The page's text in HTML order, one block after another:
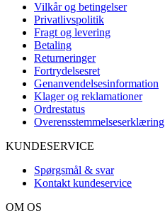
Vilkår og betingelser
Privatlivspolitik
Fragt og levering
Betaling
Returneringer
Fortrydelsesret
Genanvendelsesinformation
Klager og reklamationer
Ordrestatus
Overensstemmelseserklæring
KUNDESERVICE
Spørgsmål & svar
Kontakt kundeservice
OM OS